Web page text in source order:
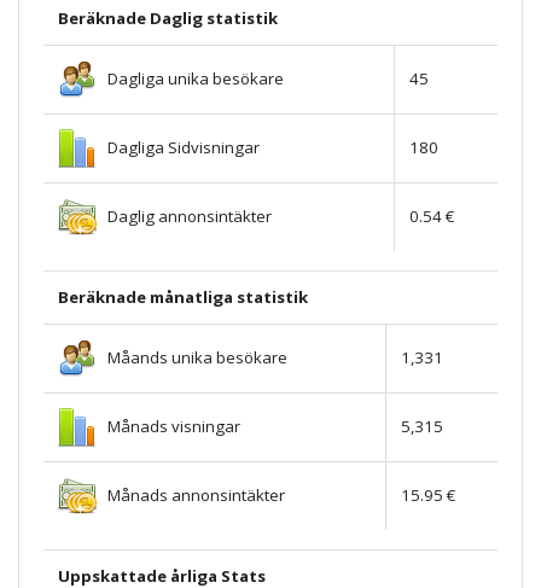
Beräknade Daglig statistik
Dagliga unika besökare 45
Dagliga Sidvisningar 180
Daglig annonsintäkter 0.54 €
Beräknade månatliga statistik
Måands unika besökare 1,331
Månads visningar 5,315
Månads annonsintäkter 15.95 €
Uppskattade årliga Stats